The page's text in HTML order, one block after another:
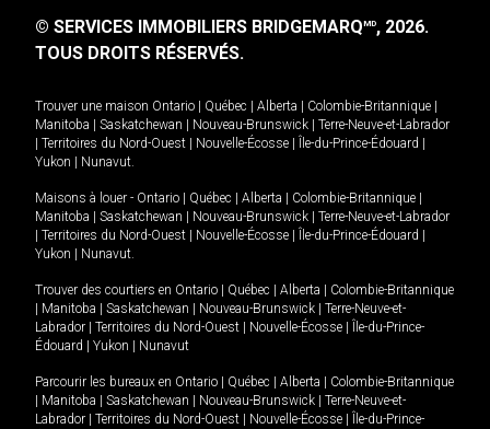
© SERVICES IMMOBILIERS BRIDGEMARQMD, 2026.
TOUS DROITS RÉSERVÉS.
Trouver une maison Ontario Québec Alberta Colombie-Britannique
Manitoba
Saskatchewan Nouveau-Brunswick
Terre-Neuve-et-Labrador
Territoires du Nord-Ouest Nouvelle-Écosse Île-du-Prince-Édouard
Yukon
Nunavut.
Maisons à louer - Ontario Québec Alberta Colombie-Britannique
Manitoba
Saskatchewan Nouveau-Brunswick
Terre-Neuve-et-Labrador
Territoires du Nord-Ouest Nouvelle-Écosse Île-du-Prince-Édouard
Yukon
Nunavut.
Trouver des courtiers en Ontario Québec Alberta
Colombie-Britannique
Manitoba Saskatchewan Nouveau-Brunswick
Terre-Neuve-et-
Labrador
Territoires du Nord-Ouest Nouvelle-Écosse
Île-du-Prince-
Édouard
Yukon Nunavut
Parcourir les bureaux en Ontario Québec Alberta
Colombie-Britannique
Manitoba Saskatchewan Nouveau-Brunswick
Terre-Neuve-et-
Labrador
Territoires du Nord-Ouest Nouvelle-Écosse
Île-du-Prince-